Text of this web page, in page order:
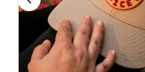
Ceramica
Comestibles
Cuidado Personal
CARRITO